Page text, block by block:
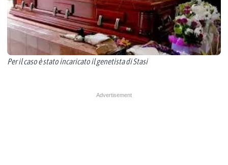
Per il caso è stato incaricato il genetista di Stasi